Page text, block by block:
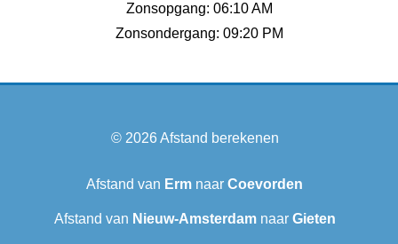
Zonsopgang: 06:10 AM
Zonsondergang: 09:20 PM
© 2026Afstand berekenen
Afstand van Erm naar Coevorden
Afstand van Nieuw-Amsterdamnaar Gieten